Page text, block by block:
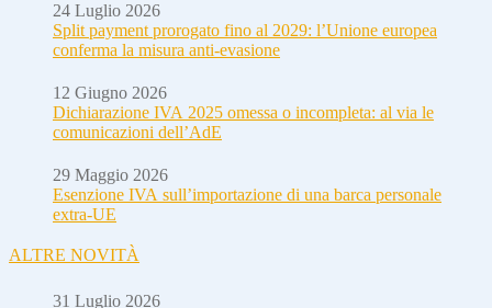
24 Luglio 2026
Split payment prorogato fino al 2029: l’Unione europea
conferma la misura anti-evasione
12 Giugno 2026
Dichiarazione IVA 2025 omessa o incompleta: al via le
comunicazioni dell’AdE
29 Maggio 2026
Esenzione IVA sull’importazione di una barca personale
extra-UE
ALTRE NOVITÀ
31 Luglio 2026